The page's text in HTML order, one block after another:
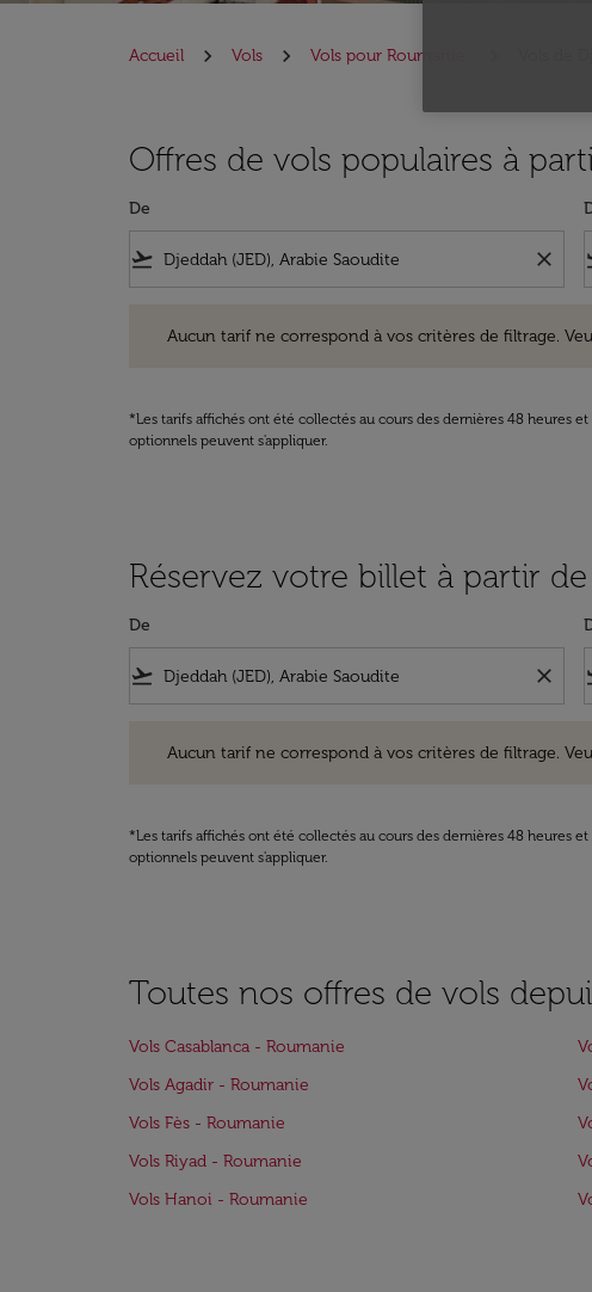
Accueil Vols Vols pour Roumanie Vols de
Offres de vols populaires à
De
flight_takeoff close
Aucun tarif ne correspond à vos critères de filtrage.
*Les tarifs affichés ont été collectés au cours des dernières 48 heures
optionnels peuvent s'appliquer.
Réservez votre billet à partir
De
flight_takeoff close
Aucun tarif ne correspond à vos critères de filtrage.
*Les tarifs affichés ont été collectés au cours des dernières 48 heures
optionnels peuvent s'appliquer.
Toutes nos offres de vols
Vols Casablanca - Roumanie
Vols Agadir - Roumanie
Vols Fès - Roumanie
Vols Riyad - Roumanie
Vols Hanoi - Roumanie